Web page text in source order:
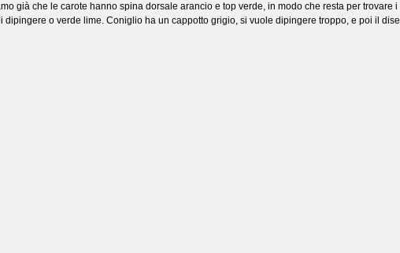
già che le carote hanno spina dorsale arancio e top verde, in modo che resta per
dipingere o verde lime. Coniglio ha un cappotto grigio, si vuole dipingere troppo, e poi il